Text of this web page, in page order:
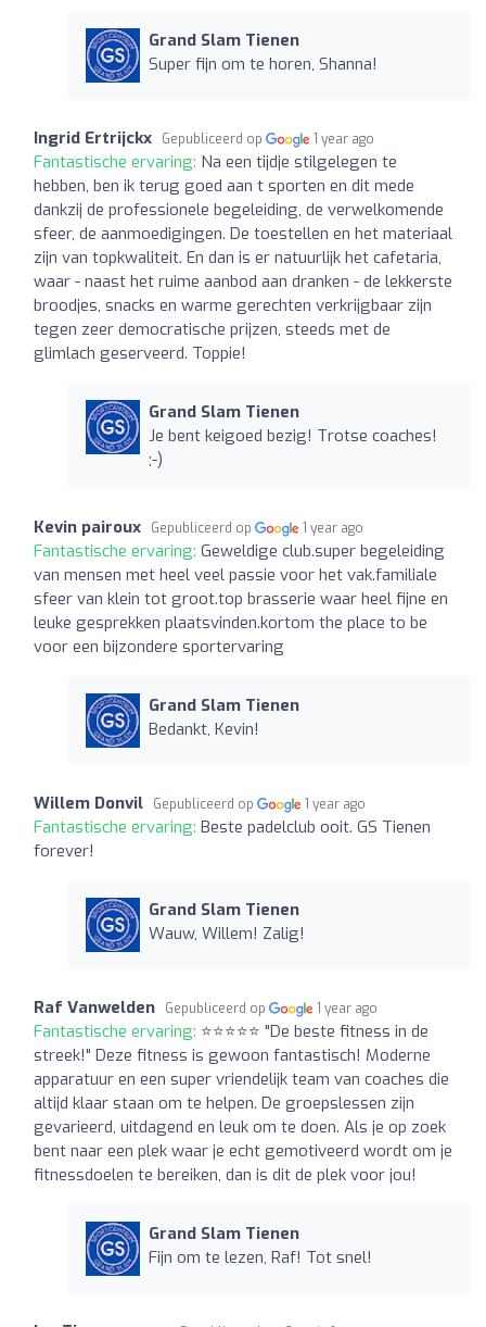
Grand Slam Tienen
Super fijn om te horen, Shanna!
Ingrid Ertrijckx Gepubliceerd op 1 year ago
Fantastische ervaring: Na een tijdje stilgelegen te
hebben, ben ik terug goed aan t sporten en dit mede
dankzij de professionele begeleiding, de verwelkomende
sfeer, de aanmoedigingen. De toestellen en het materiaal
zijn van topkwaliteit. En dan is er natuurlijk het cafetaria,
waar - naast het ruime aanbod aan dranken - de lekkerste
broodjes, snacks en warme gerechten verkrijgbaar zijn
tegen zeer democratische prijzen, steeds met de
glimlach geserveerd. Toppie!
Grand Slam Tienen
Je bent keigoed bezig! Trotse coaches!
;-)
Kevin pairoux Gepubliceerd op 1 year ago
Fantastische ervaring: Geweldige club.super begeleiding
van mensen met heel veel passie voor het vak.familiale
sfeer van klein tot groot.top brasserie waar heel fijne en
leuke gesprekken plaatsvinden.kortom the place to be
voor een bijzondere sportervaring
Grand Slam Tienen
Bedankt, Kevin!
Willem Donvil Gepubliceerd op 1 year ago
Fantastische ervaring: Beste padelclub ooit. GS Tienen
forever!
Grand Slam Tienen
Wauw, Willem! Zalig!
Raf Vanwelden Gepubliceerd op 1 year ago
Fantastische ervaring: ⭐️⭐️⭐️⭐️⭐️ "De beste fitness in de
streek!" Deze fitness is gewoon fantastisch! Moderne
apparatuur en een super vriendelijk team van coaches die
altijd klaar staan om te helpen. De groepslessen zijn
gevarieerd, uitdagend en leuk om te doen. Als je op zoek
bent naar een plek waar je echt gemotiveerd wordt om je
fitnessdoelen te bereiken, dan is dit de plek voor jou!
Grand Slam Tienen
Fijn om te lezen, Raf! Tot snel!